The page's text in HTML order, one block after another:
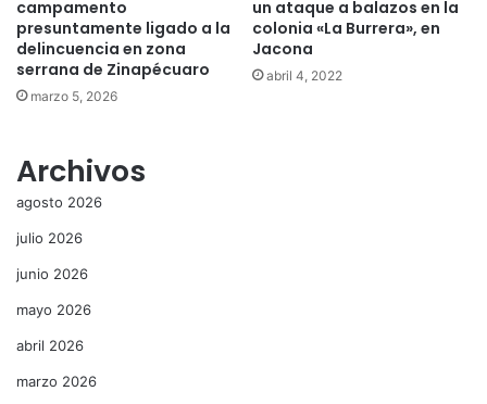
campamento
presuntamente ligado a la
delincuencia en zona
serrana de Zinapécuaro
marzo 5, 2026
un ataque a balazos en la
colonia «La Burrera», en
Jacona
abril 4, 2022
Archivos
agosto 2026
julio 2026
junio 2026
mayo 2026
abril 2026
marzo 2026